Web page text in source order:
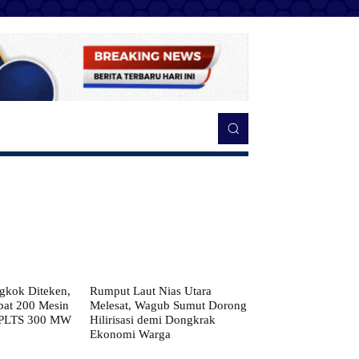
Diteken,
200 Mesin
300 MW
Rumput Laut Nias Utara
Melesat, Wagub Sumut Dorong
Hilirisasi demi Dongkrak
Ekonomi Warga